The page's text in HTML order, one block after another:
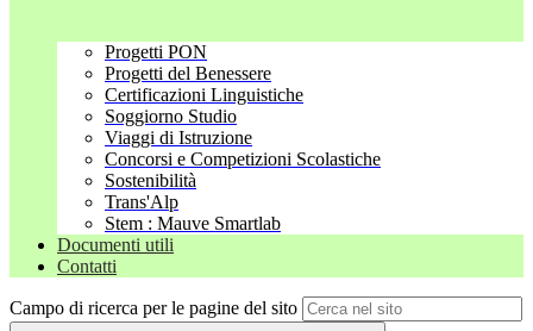
Progetti PON
Progetti del Benessere
Certificazioni Linguistiche
Soggiorno Studio
Viaggi di Istruzione
Concorsi e Competizioni Scolastiche
Sostenibilità
Trans'Alp
Stem : Mauve Smartlab
Documenti utili
Contatti
Campo di ricerca per le pagine del sito